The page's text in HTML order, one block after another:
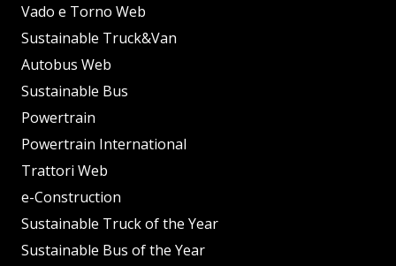
Vado e Torno Web
Sustainable Truck&Van
Autobus Web
Sustainable Bus
Powertrain
Powertrain International
Trattori Web
e-Construction
Sustainable Truck of the Year
Sustainable Bus of the Year